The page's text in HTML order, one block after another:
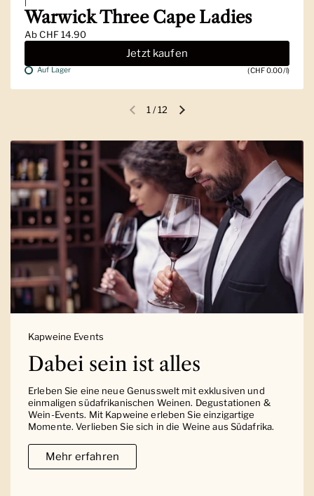
Warwick Three Cape Ladies
AbCHF 14.90
Jetzt kaufen
Auf Lager (CHF 0.00/l)
Vorherige FolieNächste Folie
1/12
Kapweine Events
Dabei sein ist alles
Erleben Sie eine neue Genusswelt mit exklusiven und
einmaligen südafrikanischen Weinen. Degustationen &
Wein-Events. Mit Kapweine erleben Sie einzigartige
Momente. Verlieben Sie sich in die Weine aus Südafrika.
Mehr erfahren